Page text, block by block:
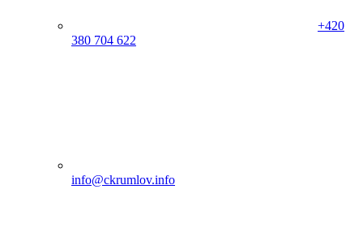
+420
380 704 622
info@ckrumlov.info